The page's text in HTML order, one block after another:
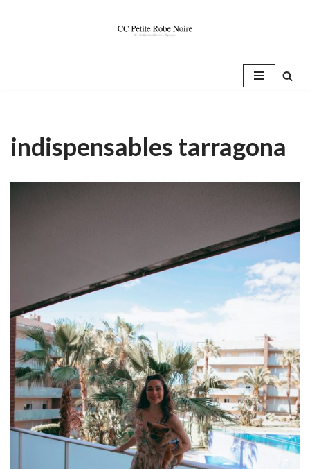
indispensables tarragona